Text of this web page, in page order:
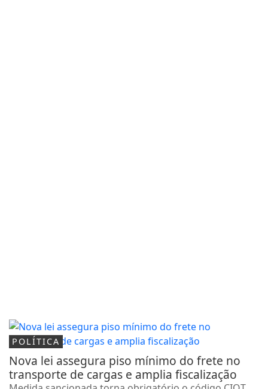
POLÍTICA
Nova lei assegura piso mínimo do frete no
transporte de cargas e amplia fiscalização